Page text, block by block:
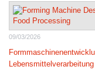
09/03/2026
Lebensmittelverarbeitung